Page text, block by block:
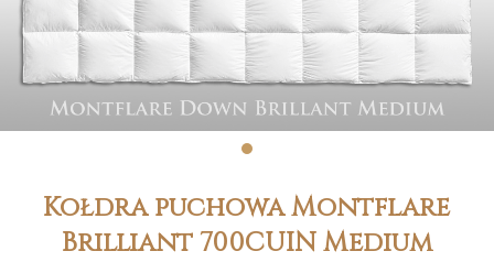
1
Kołdra puchowa Montflare
Brilliant 700CUIN Medium